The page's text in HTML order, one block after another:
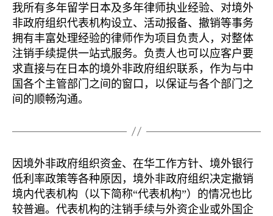
我所有多年留学日本及多年律师执业经验、对境外
非政府组织代表机构设立、活动报备、撤销等事务
拥有丰富处理经验的律师作为项目负责人，对整体
注销手续提供一站式服务。负责人也可以应客户要
求直接与在日本的境外非政府组织联系，作为与中
国各个主管部门之间的窗口，以保证与各个部门之
间的顺畅沟通。
因境外非政府组织资金、在华工作方针、境外银行
低利率政策等各种原因，境外非政府组织决定撤销
境内代表机构（以下简称“代表机构”）的情况也比
较普遍。代表机构的注销手续与外资企业或外国企